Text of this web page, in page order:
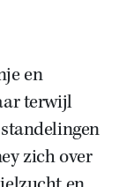
en
terwijl
zich over